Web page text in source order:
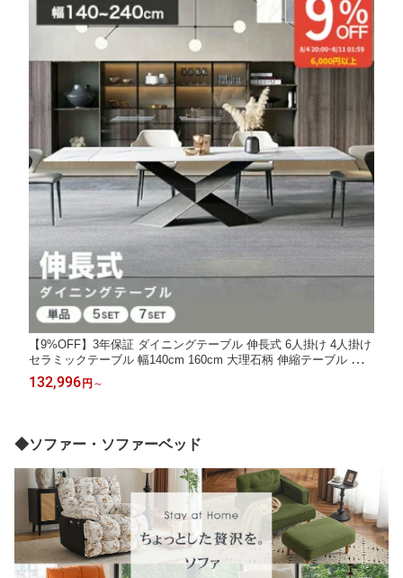
【9%OFF】3年保証 ダイニングテーブル 伸長式 6人掛け 4人掛け
セラミックテーブル 幅140cm 160cm 大理石柄 伸縮テーブル 北欧
テーブル ダイニング おしゃれ ダイニングセット 大理石調 単品 5
点セット 白 伸長式 グレー 金属脚 高級感 食卓 長方形 ホワイト
132,996 円 ～
◆ソファー・ソファーベッド